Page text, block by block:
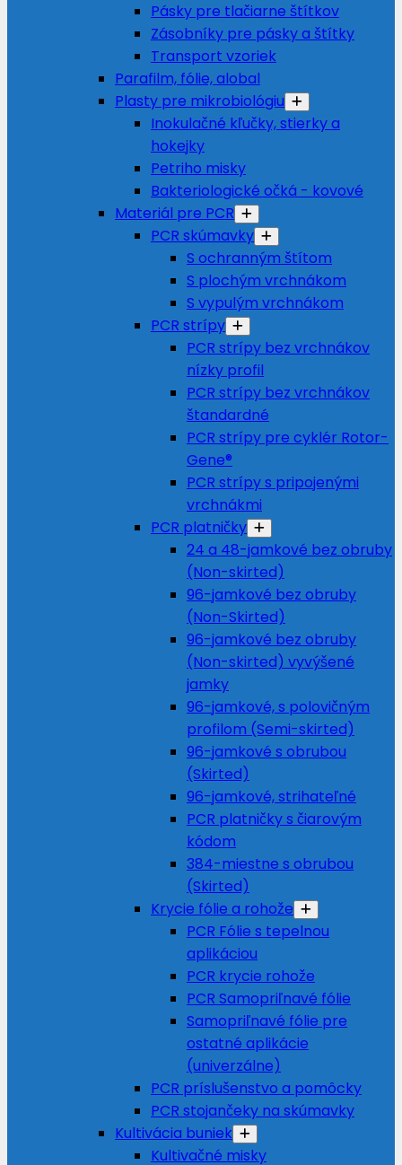
Pásky pre tlačiarne štítkov
Zásobníky pre pásky a štítky
Transport vzoriek
Parafilm, fólie, alobal
Plasty pre mikrobiológiu
Inokulačné kľučky, stierky a
hokejky
Petriho misky
Bakteriologické očká - kovové
Materiál pre PCR
PCR skúmavky
S ochranným štítom
S plochým vrchnákom
S vypulým vrchnákom
PCR strípy
PCR strípy bez vrchnákov
nízky profil
PCR strípy bez vrchnákov
štandardné
PCR strípy pre cyklér Rotor-
Gene®
PCR strípy s pripojenými
vrchnákmi
PCR platničky
24 a 48-jamkové bez obruby
(Non-skirted)
96-jamkové bez obruby
(Non-Skirted)
96-jamkové bez obruby
(Non-skirted) vyvýšené
jamky
96-jamkové, s polovičným
profilom (Semi-skirted)
96-jamkové s obrubou
(Skirted)
96-jamkové, strihateľné
PCR platničky s čiarovým
kódom
384-miestne s obrubou
(Skirted)
Krycie fólie a rohože
PCR Fólie s tepelnou
aplikáciou
PCR krycie rohože
PCR Samopriľnavé fólie
Samopriľnavé fólie pre
ostatné aplikácie
(univerzálne)
PCR príslušenstvo a pomôcky
PCR stojančeky na skúmavky
Kultivácia buniek
Kultivačné misky